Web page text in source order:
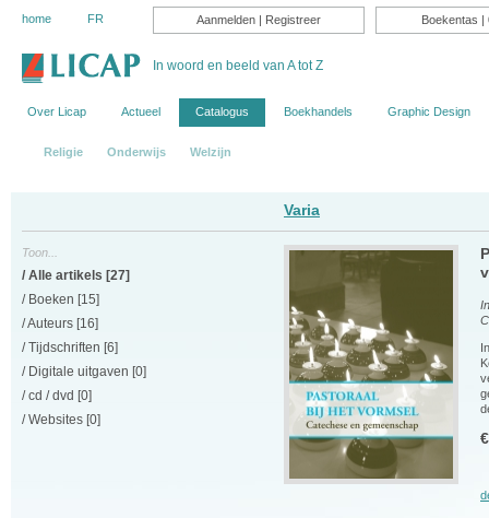
home FR Aanmelden | Registreer Boekentas |
In woord en beeld van A tot Z
Over Licap Actueel Catalogus
Religie Onderwijs Welzijn
Boekhandels Graphic Design
Varia
Toon...
/ Alle artikels [27]
/ Boeken [15]
/Auteurs [16]
/Tijdschriften [6]
/ Digitale uitgaven [0]
/ cd / dvd [0]
/ Websites [0]